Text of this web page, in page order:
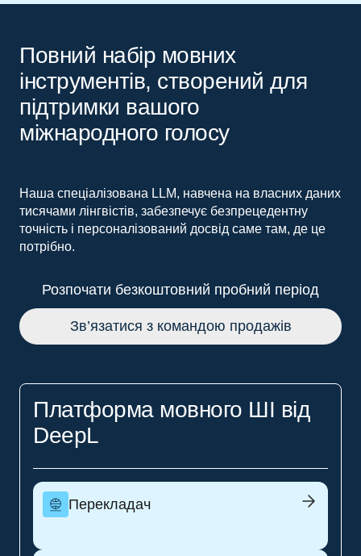
Повний набір мовних
інструментів, створений для
підтримки вашого
міжнародного голосу
Наша спеціалізована LLM, навчена на власних даних
тисячами лінгвістів, забезпечує безпрецедентну
точність і персоналізований досвід саме там, де це
потрібно.
Розпочати безкоштовний пробний період
Зв’язатися з командою продажів
Платформа мовного ШІ від
DeepL
Перекладач